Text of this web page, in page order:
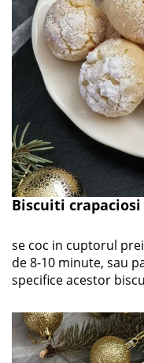
Biscuiti
se coc in cuptorul
de 8-10 minute, sau
specifice acestor